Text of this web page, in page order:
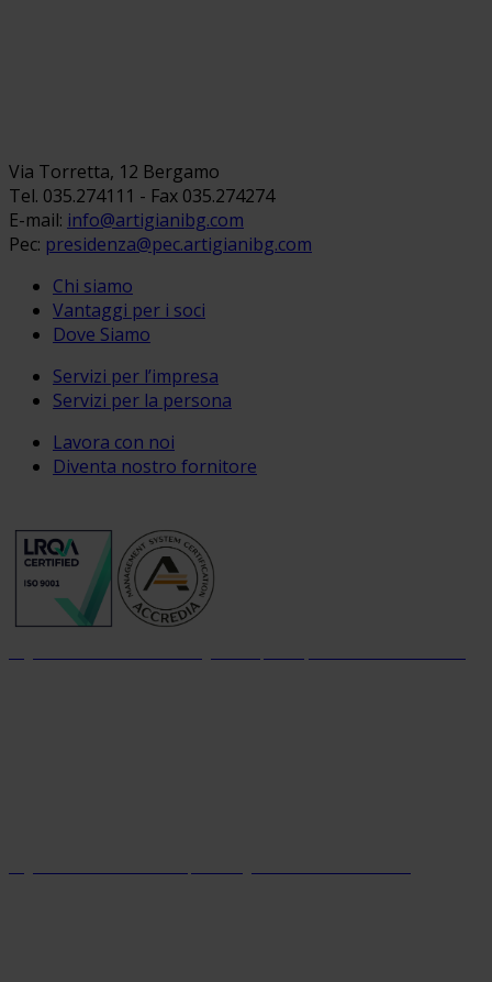
Via Torretta, 12 Bergamo
Tel. 035.274111 - Fax 035.274274
E-mail: info@artigianibg.com
Pec: presidenza@pec.artigianibg.com
Chi siamo
Vantaggi per i soci
Dove Siamo
Servizi per l’impresa
Servizi per la persona
Lavora con noi
Diventa nostro fornitore